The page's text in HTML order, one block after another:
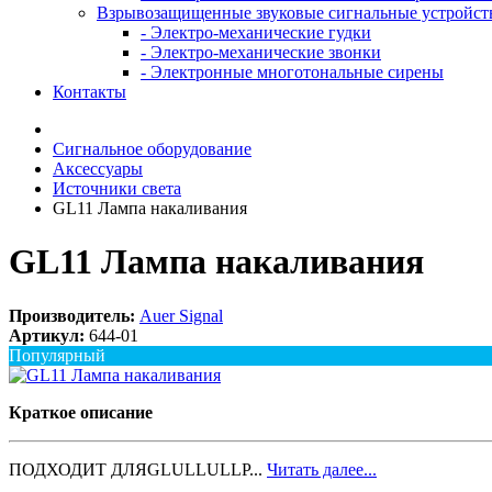
Взрывозащищенные звуковые сигнальные
- Электро-механические гудки
- Электро-механические звонки
- Электронные многотональные сирены
Контакты
Сигнальное оборудование
Аксессуары
Источники света
GL11 Лампа накаливания
GL11 Лампа накаливания
Производитель: Auer Signal
Артикул: 644-01
Популярный
Краткое описание
ПОДХОДИТ ДЛЯGLULLULLP... Читать далее...